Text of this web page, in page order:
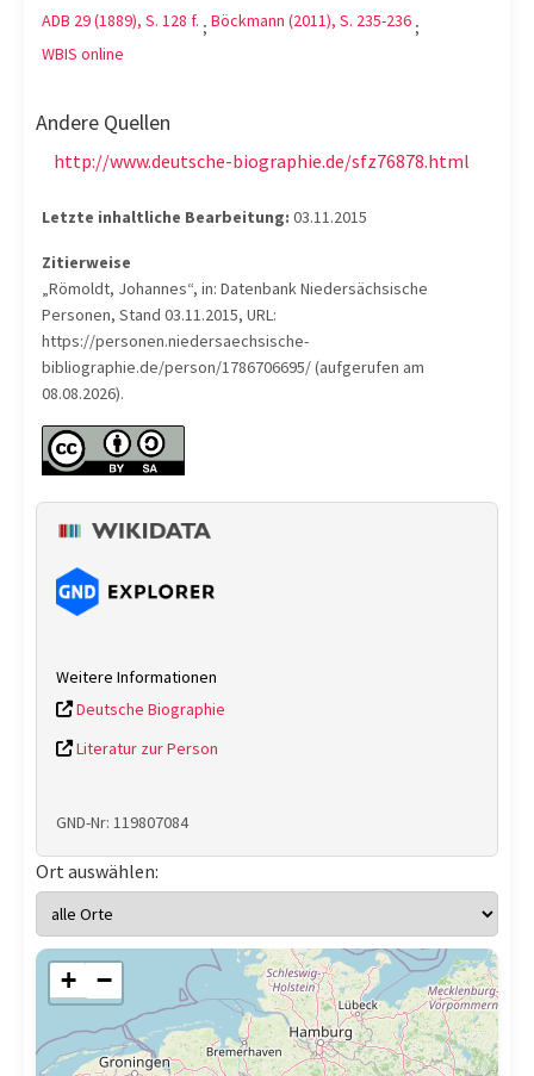
ADB 29 (1889), S. 128 f. ; Böckmann (2011), S. 235-236 ;
WBIS online
Andere Quellen
http://www.deutsche-biographie.de/sfz76878.html
Letzte inhaltliche Bearbeitung: 03.11.2015
Zitierweise
„Römoldt, Johannes“, in: Datenbank Niedersächsische
Personen, Stand 03.11.2015, URL:
https://personen.niedersaechsische-
bibliographie.de/person/1786706695/ (aufgerufen am
08.08.2026).
Weitere Informationen
Deutsche Biographie
Literatur zur Person
GND-Nr: 119807084
Ort auswählen:
+ −